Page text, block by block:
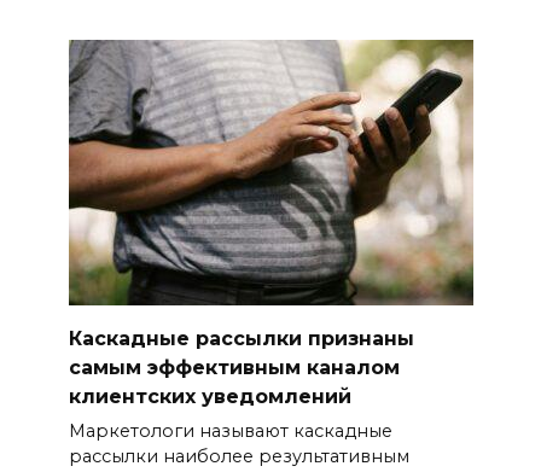
Каскадные рассылки признаны
самым эффективным каналом
клиентских уведомлений
Маркетологи называют каскадные
рассылки наиболее результативным